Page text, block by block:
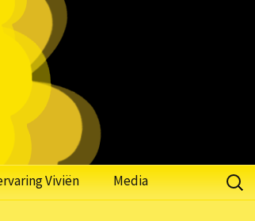
Viviën Media
Zoeken
naar: